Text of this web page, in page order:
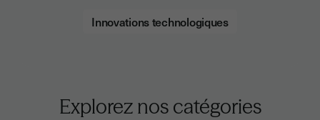
Innovations technologiques
Explorez nos catégories